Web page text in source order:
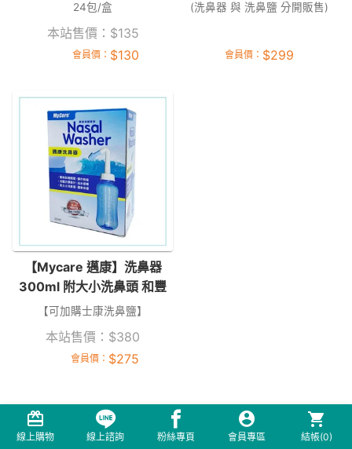
24包/盒
本站售價： $135
會員價： $130
(洗鼻器 與 洗鼻鹽 分開販售)
會員價： $299
【Mycare 邁康】洗鼻器
300ml 附大小洗鼻頭 和豐
【可加購士康洗鼻鹽】
本站售價： $380
會員價： $275
線上購物 線上諮詢 粉絲專頁 會員專區 結帳(0)